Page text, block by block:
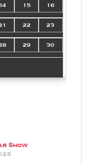
14 15 16
22 23
29 30
Show